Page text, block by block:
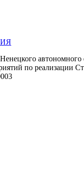
по реализации